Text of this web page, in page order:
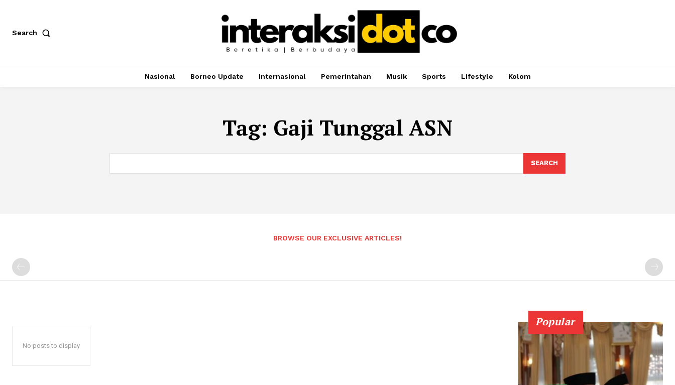
Search
Nasional Borneo Update Internasional Pemerintahan Musik Sports Lifestyle Kolom
Tag: Gaji Tunggal ASN
SEARCH
BROWSE OUR EXCLUSIVE ARTICLES!
No posts to display
Popular